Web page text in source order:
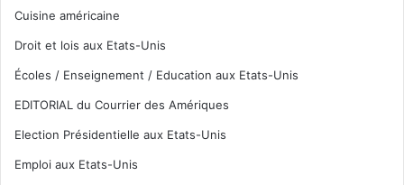
Cuisine américaine
Droit et lois aux Etats-Unis
Écoles / Enseignement / Education aux Etats-Unis
EDITORIAL du Courrier des Amériques
Election Présidentielle aux Etats-Unis
Emploi aux Etats-Unis